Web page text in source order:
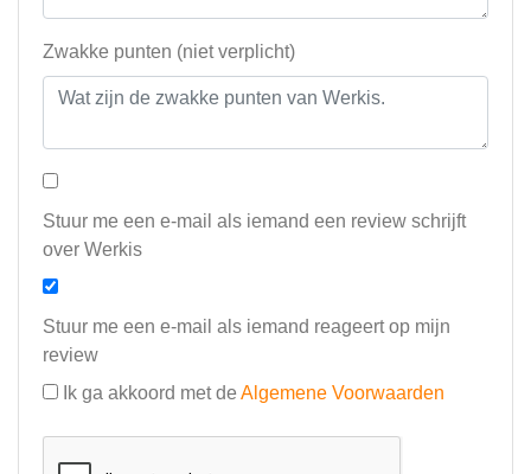
Zwakke punten (niet verplicht)
Stuur me een e-mail als iemand een review schrijft
over Werkis
Stuur me een e-mail als iemand reageert op mijn
review
Ik ga akkoord met de Algemene Voorwaarden